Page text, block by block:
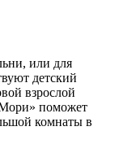
или для
детский
взрослой
поможет
комнаты в